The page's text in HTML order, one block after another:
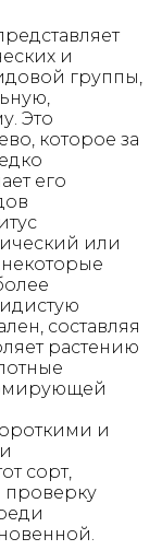
и
группы,
Это
которое за
его
или
составляя
растению
и
сорт,
проверку